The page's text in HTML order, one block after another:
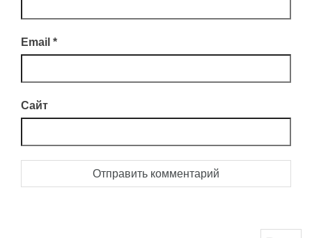
Email *
Сайт